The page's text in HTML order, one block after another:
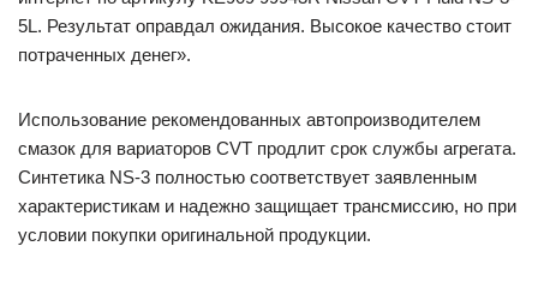
5L. Результат оправдал ожидания. Высокое качество стоит
потраченных денег».
Использование рекомендованных автопроизводителем
смазок для вариаторов CVT продлит срок службы агрегата.
Синтетика NS-3 полностью соответствует заявленным
характеристикам и надежно защищает трансмиссию, но при
условии покупки оригинальной продукции.